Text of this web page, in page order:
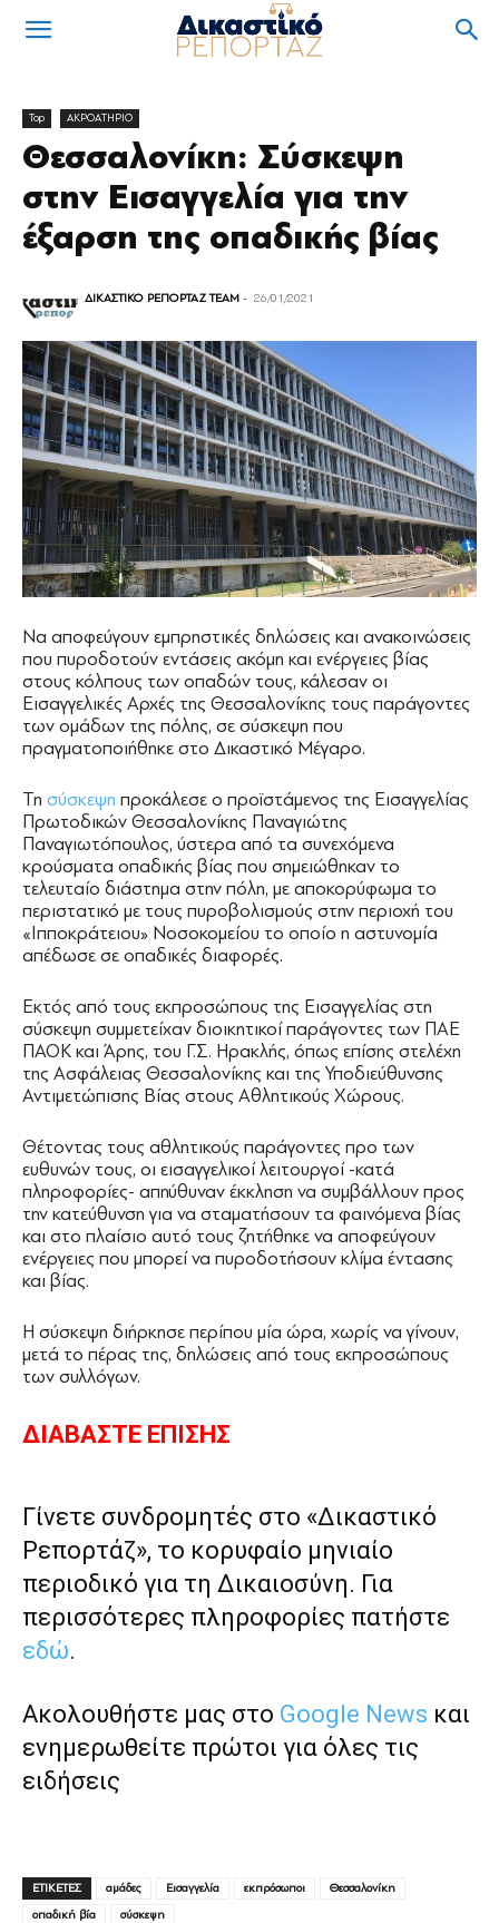
Top ΑΚΡΟΑΤΗΡΙΟ
Θεσσαλονίκη: Σύσκεψη
στην Εισαγγελία για την
έξαρση της οπαδικής βίας
ΔΙΚΑΣΤΙΚΟ ΡΕΠΟΡΤΑΖ TEAM - 26/01/2021
Να αποφεύγουν εμπρηστικές δηλώσεις και ανακοινώσεις
που πυροδοτούν εντάσεις ακόμη και ενέργειες βίας
στους κόλπους των οπαδών τους, κάλεσαν οι
Εισαγγελικές Αρχές της Θεσσαλονίκης τους παράγοντες
των ομάδων της πόλης, σε σύσκεψη που
πραγματοποιήθηκε στο Δικαστικό Μέγαρο.
Τη σύσκεψη προκάλεσε ο προϊστάμενος της Εισαγγελίας
Πρωτοδικών Θεσσαλονίκης Παναγιώτης
Παναγιωτόπουλος, ύστερα από τα συνεχόμενα
κρούσματα οπαδικής βίας που σημειώθηκαν το
τελευταίο διάστημα στην πόλη, με αποκορύφωμα το
περιστατικό με τους πυροβολισμούς στην περιοχή του
«Ιπποκράτειου» Νοσοκομείου το οποίο η αστυνομία
απέδωσε σε οπαδικές διαφορές.
Εκτός από τους εκπροσώπους της Εισαγγελίας στη
σύσκεψη συμμετείχαν διοικητικοί παράγοντες των ΠΑΕ
ΠΑΟΚ και Άρης, του Γ.Σ. Ηρακλής, όπως επίσης στελέχη
της Ασφάλειας Θεσσαλονίκης και της Υποδιεύθυνσης
Αντιμετώπισης Βίας στους Αθλητικούς Χώρους.
Θέτοντας τους αθλητικούς παράγοντες προ των
ευθυνών τους, οι εισαγγελικοί λειτουργοί -κατά
πληροφορίες- απηύθυναν έκκληση να συμβάλλουν προς
την κατεύθυνση για να σταματήσουν τα φαινόμενα βίας
και στο πλαίσιο αυτό τους ζητήθηκε να αποφεύγουν
ενέργειες που μπορεί να πυροδοτήσουν κλίμα έντασης
και βίας.
Η σύσκεψη διήρκησε περίπου μία ώρα, χωρίς να γίνουν,
μετά το πέρας της, δηλώσεις από τους εκπροσώπους
των συλλόγων.
ΔΙΑΒΑΣΤΕ ΕΠΙΣΗΣ
Γίνετε συνδρομητές στο «Δικαστικό
Ρεπορτάζ», το κορυφαίο μηνιαίο
περιοδικό για τη Δικαιοσύνη. Για
περισσότερες πληροφορίες πατήστε
εδώ.
Ακολουθήστε μας στο Google News και
ενημερωθείτε πρώτοι για όλες τις
ειδήσεις
ΕΤΙΚΕΤΕΣ αμάδες Εισαγγελία εκπρόσωποι
Θεσσαλονίκη
οπαδική βία
σύσκεψη